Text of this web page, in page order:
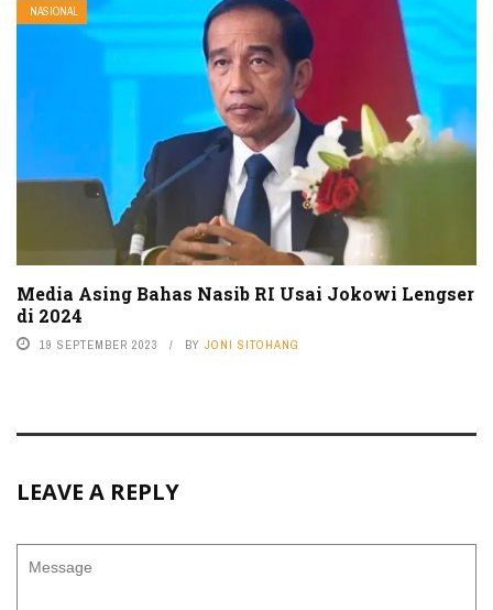
NASIONAL
Media Asing Bahas Nasib RI Usai Jokowi Lengser
di 2024
19 SEPTEMBER 2023 BY JONI SITOHANG
LEAVE A REPLY